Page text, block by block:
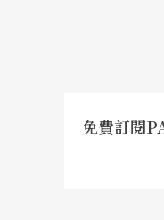
免費訂閱